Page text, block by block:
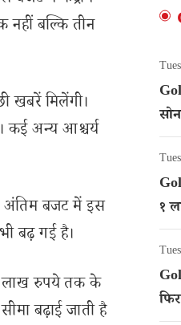
नहीं बल्कि तीन
खबरें मिलेंगी।
कई अन्य आश्चर्य
अंतिम बजट में इस
बढ़ गई है।
लाख रुपये तक के
बढ़ाई जाती है
१